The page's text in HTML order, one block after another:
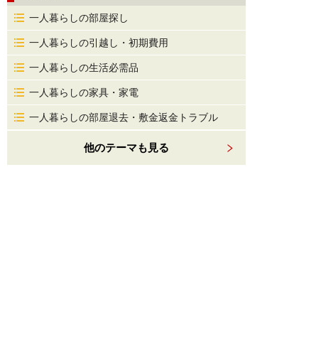
一人暮らしの部屋探し
一人暮らしの引越し・初期費用
一人暮らしの生活必需品
一人暮らしの家具・家電
一人暮らしの部屋退去・敷金返金トラブル
他のテーマも見る